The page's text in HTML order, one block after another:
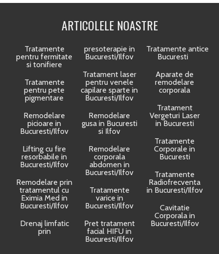
ARTICOLELE NOASTRE
Tratamente
pentru fermitate
si tonifiere
Tratamente
pentru pete
pigmentare
Remodelare
picioare in
Bucuresti/Ilfov
Lifting cu fire
resorbabile in
Bucuresti/Ilfov
Remodelare prin
tratamentul cu
Eximia Med in
Bucuresti/Ilfov
Drenaj limfatic
prin
presoterapie in
Bucuresti/Ilfov
Tratament laser
pentru venele
capilare sparte in
Bucuresti/Ilfov
Remodelare
gusa in Bucuresti
si Ilfov
Remodelare
corporala
abdomen in
Bucuresti/Ilfov
Tratamente
varice in
Bucuresti/Ilfov
Pret tratament
facial HIFU in
Bucuresti/Ilfov
Tratamente
Bucuresti
Aparate de
remodelare
corporala
Tratament
Vergeturi Laser
in Bucuresti
Tratamente
Corporale in
Bucuresti
Tratamente
Radiofrecventa
in Bucuresti/Ilfov
Cavitatie
Corporala in
Bucuresti/Ilfov